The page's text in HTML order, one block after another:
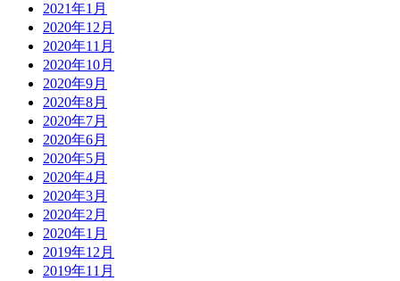
2021年1月
2020年12月
2020年11月
2020年10月
2020年9月
2020年8月
2020年7月
2020年6月
2020年5月
2020年4月
2020年3月
2020年2月
2020年1月
2019年12月
2019年11月